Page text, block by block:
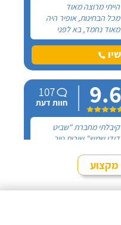
הייתי מרוצה מאוד
מכל הבחינות, אופיר היה
מאוד נחמד, בא לפני
לראות את המיקום של
ההתקנה, המחיר היה הוגן
מאוד. נתן מילה ועמד בה
מקצועית היה אמין מאוד,
הגיע בשעות שהיה לי נוח,
היה לארג' והשאיר נקי
ומסודר - מומלץ בחום!
9.6
107
חוות דעת
קיבלתי מחברת "שביט
דודי שמש" שירות טוב,
אותם לא מזמן, כשהתפוצץ
לי הדוד שמש של הדירה.
מקצוע